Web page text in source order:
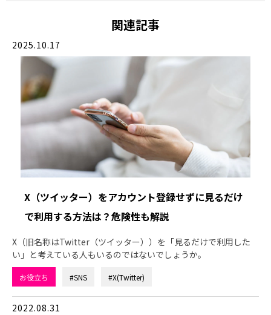
関連記事
2025.10.17
X（ツイッター）をアカウント登録せずに見るだけ
で利用する方法は？危険性も解説
X（旧名称はTwitter（ツイッター））を「見るだけで利用した
い」と考えている人もいるのではないでしょうか。
お役立ち #SNS #X(Twitter)
2022.08.31